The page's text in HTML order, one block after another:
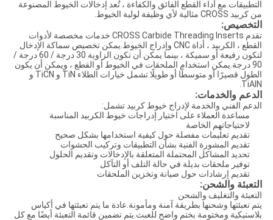
التطبيقات.مع أداء القطع الفائق والكفاءة ، تُعد إدخالات الخيوط المصنوعة
من كربيد CROSS مثالية لأي وظيفة لولبة الخيوط.
التخصيص:
تقدم CROSS Carbide Threading Inserts خدمات مخصصة لأدوات
القطع ، الكربيد ، أداة CNC وإدراج الخيوط.يمكن تخصيص سماكة الإدخال
لتكون رفيعة أو سميكة ، بينما يمكن أن تكون الزاوية 30 درجة / 60 درجة /
90 درجة.يمكن استخدام الملحقات في الخيوط أو القطع ، ويمكن أن يكون
الطول قصيرًا أو متوسطًا أو طويلًا.تشمل خيارات الطلاء TiN و TiCN و
TiAlN.
الدعم والخدمات:
الدعم الفني والخدمة لإدراج خيوط كربيد تشمل:
مساعدة العملاء على اختيار إدراجات خيوط الكربيد المناسبة
لاحتياجاتهم الخاصة
تقديم تعليمات مفصلة حول كيفية استخدامها بشكل صحيح
تقديم المشورة الفنية بشأن التطبيقات وتركيب الحشوات
تحديد المشاكل المحتملة المتعلقة بالإدخالات وتقديم الحلول
توفير ملحقات بديلة في حالة التلف أو التآكل
تقديم إرشادات حول صيانة وتخزين الملحقات
التعبئة والشحن:
التعبئة والتغليف والشحن
يتم تعبئتها وشحنها بطريقة آمنة ومأمونة.عادة ما يتم تعبئتها في أكياس
بلاستيكية ومختومة بختم واضح للعبث.يتم تضمين قائمة التعبئة أيضًا مع كل